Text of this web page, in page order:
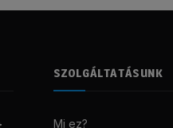
SZOLGÁLTATÁSUNK
Mi ez?